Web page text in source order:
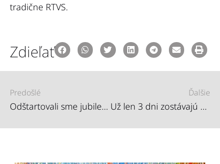
tradične RTVS.
Zdieľať
Predošlé
Odštartovali sme jubilejný 10. ročník Roma Spirit!
Ďalšie
Už len 3 dni zostávajú na nominácie na prestížne ocenenie Roma Spirit 2018!